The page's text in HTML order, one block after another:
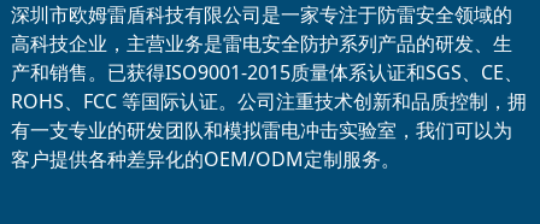
深圳市欧姆雷盾科技有限公司是一家专注于防雷安全领域的
高科技企业，主营业务是雷电安全防护系列产品的研发、生
产和销售。已获得ISO9001-2015质量体系认证和SGS、CE、
ROHS、FCC 等国际认证。公司注重技术创新和品质控制，拥
有一支专业的研发团队和模拟雷电冲击实验室，我们可以为
客户提供各种差异化的OEM/ODM定制服务。